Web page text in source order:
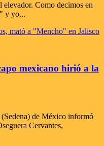
elevador. Como decimos en
y yo...
mexicano hirió a la
de México informó
Cervantes,